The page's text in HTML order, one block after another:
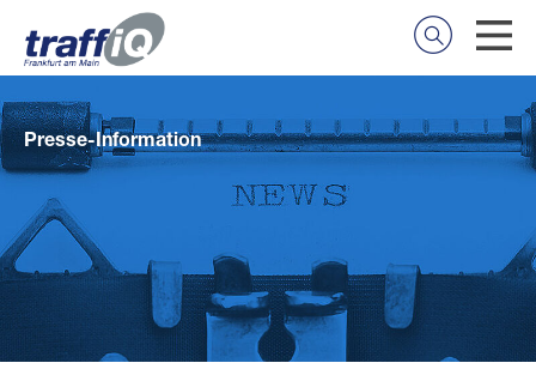
Presse-Information